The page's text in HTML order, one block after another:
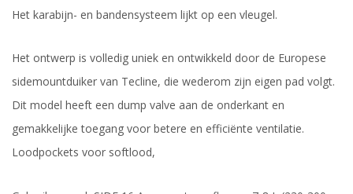
Het karabijn- en bandensysteem lijkt op een vleugel.
Het ontwerp is volledig uniek en ontwikkeld door de Europese
sidemountduiker van Tecline, die wederom zijn eigen pad volgt.
Dit model heeft een dump valve aan de onderkant en
gemakkelijke toegang voor betere en efficiënte ventilatie.
Loodpockets voor softlood,